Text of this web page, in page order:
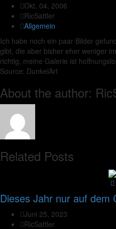
Okt. 04, 2006
RicSattler
Allgemein
Ich habe noch ein paar Bilder
gibt, die aber bisher eher weniger
richtig, meine Galerie ist
Source: DunkelArt
About the author:
Related Posts
Dieses Jahr nur auf dem
Juni 25, 2023
RicSattler